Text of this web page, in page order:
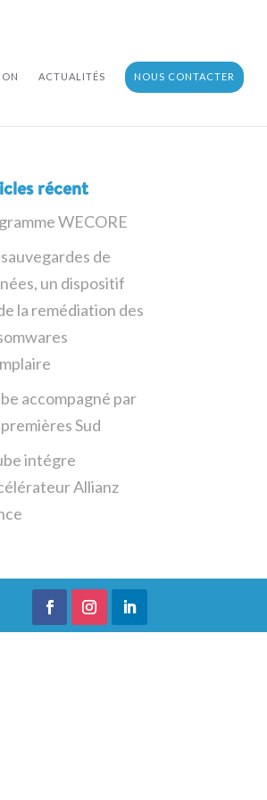
ACTUALITÉS NOUS CONTACTER
récent
WECORE
de
un dispositif
la remédiation des
accompagné par
Sud
intégre
Allianz